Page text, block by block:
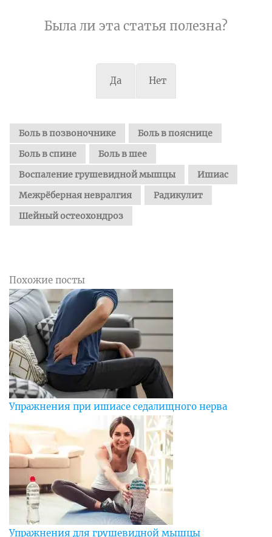
Была ли эта статья полезна?
Да Нет
Боль в позвоночнике
Боль в пояснице
Боль в спине
Боль в шее
Воспаление грушевидной мышцы
Ишиас
Межрёберная невралгия
Радикулит
Шейный остеохондроз
Похожие посты
Упражнения при ишиасе седалищного нерва
Упражнения для грушевидной мышцы